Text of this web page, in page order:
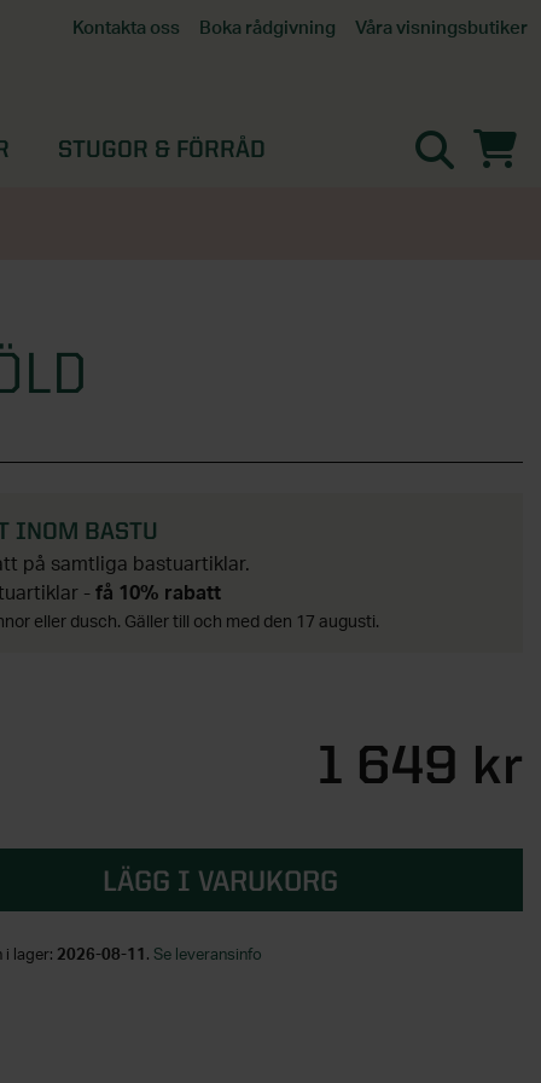
Kontakta oss Boka rådgivning Våra visningsbutiker
Göteborg
STUGOR & FÖRRÅD
INOM BASTU
på samtliga bastuartiklar.
- få 10% rabatt
eller dusch. Gäller till och med den 17 augusti.
1 649 kr
LÄGG I VARUKORG
i lager: 2026-08-11 . Se leveransinfo